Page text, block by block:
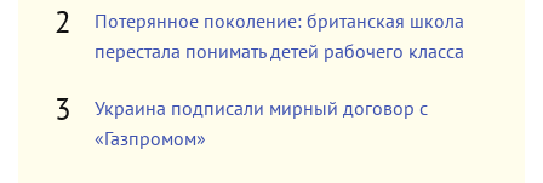
Потерянное поколение: британская школа
перестала понимать детей рабочего класса
Украина подписали мирный договор с
«Газпромом»